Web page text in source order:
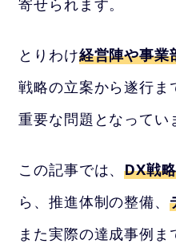
とりわけ経営陣や事業
戦略の立案から遂行ま
重要な問題となってい
この記事では、DX戦
ら、推進体制の整備、
また実際の達成事例